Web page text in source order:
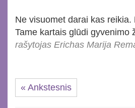
Ne visuomet darai kas reikia.
Tame kartais glūdi gyvenimo
rašytojas Erichas Marija
« Ankstesnis